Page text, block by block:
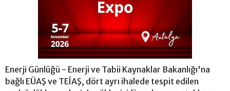
Enerji Günlüğü - Enerji ve Tabii Kaynaklar Bakanlığı'na
bağlı EÜAŞ ve TEİAŞ, dört ayrı ihalede tespit edilen